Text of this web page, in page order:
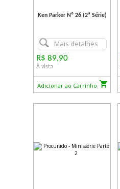
Ken Parker Nº 26 (2ª Série)
Mais detalhes
R$ 89,90
À vista
Adicionar ao Carrinho